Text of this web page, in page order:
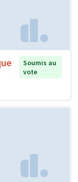
Soumis au
vote